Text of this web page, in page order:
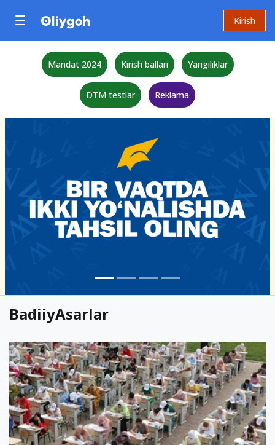
Kirish
Mandat 2024 Kirish ballari Yangiliklar
DTM testlar Reklama
BadiiyAsarlar